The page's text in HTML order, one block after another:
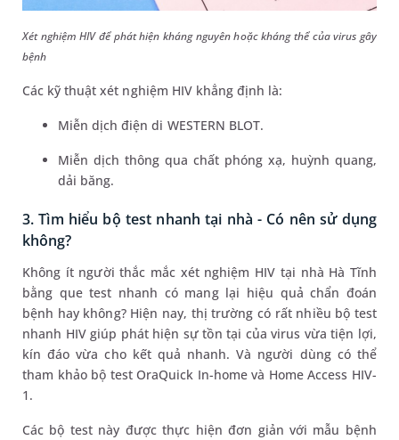
Xét nghiệm HIV để phát hiện kháng nguyên hoặc kháng thể của virus gây
bệnh
Các kỹ thuật xét nghiệm HIV khẳng định là:
Miễn dịch điện di WESTERN BLOT.
Miễn dịch thông qua chất phóng xạ, huỳnh quang,
dải băng.
3. Tìm hiểu bộ test nhanh tại nhà - Có nên sử dụng
không?
Không ít người thắc mắc xét nghiệm HIV tại nhà Hà Tĩnh
bằng que test nhanh có mang lại hiệu quả chẩn đoán
bệnh hay không? Hiện nay, thị trường có rất nhiều bộ test
nhanh HIV giúp phát hiện sự tồn tại của virus vừa tiện lợi,
kín đáo vừa cho kết quả nhanh. Và người dùng có thể
tham khảo bộ test OraQuick In-home và Home Access HIV-
1.
Các bộ test này được thực hiện đơn giản với mẫu bệnh